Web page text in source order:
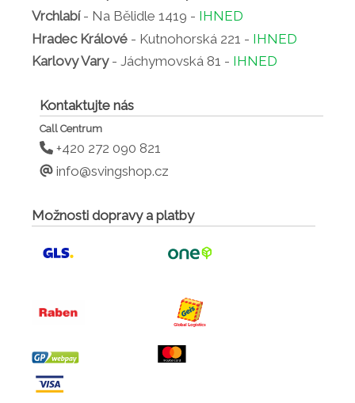
Vrchlabí- Na Bělidle 1419 - IHNED
Hradec Králové - Kutnohorská 221 - IHNED
Karlovy Vary- Jáchymovská 81 - IHNED
Kontaktujte nás
Call Centrum
+420 272 090 821
info@svingshop.cz
Možnosti dopravy a platby